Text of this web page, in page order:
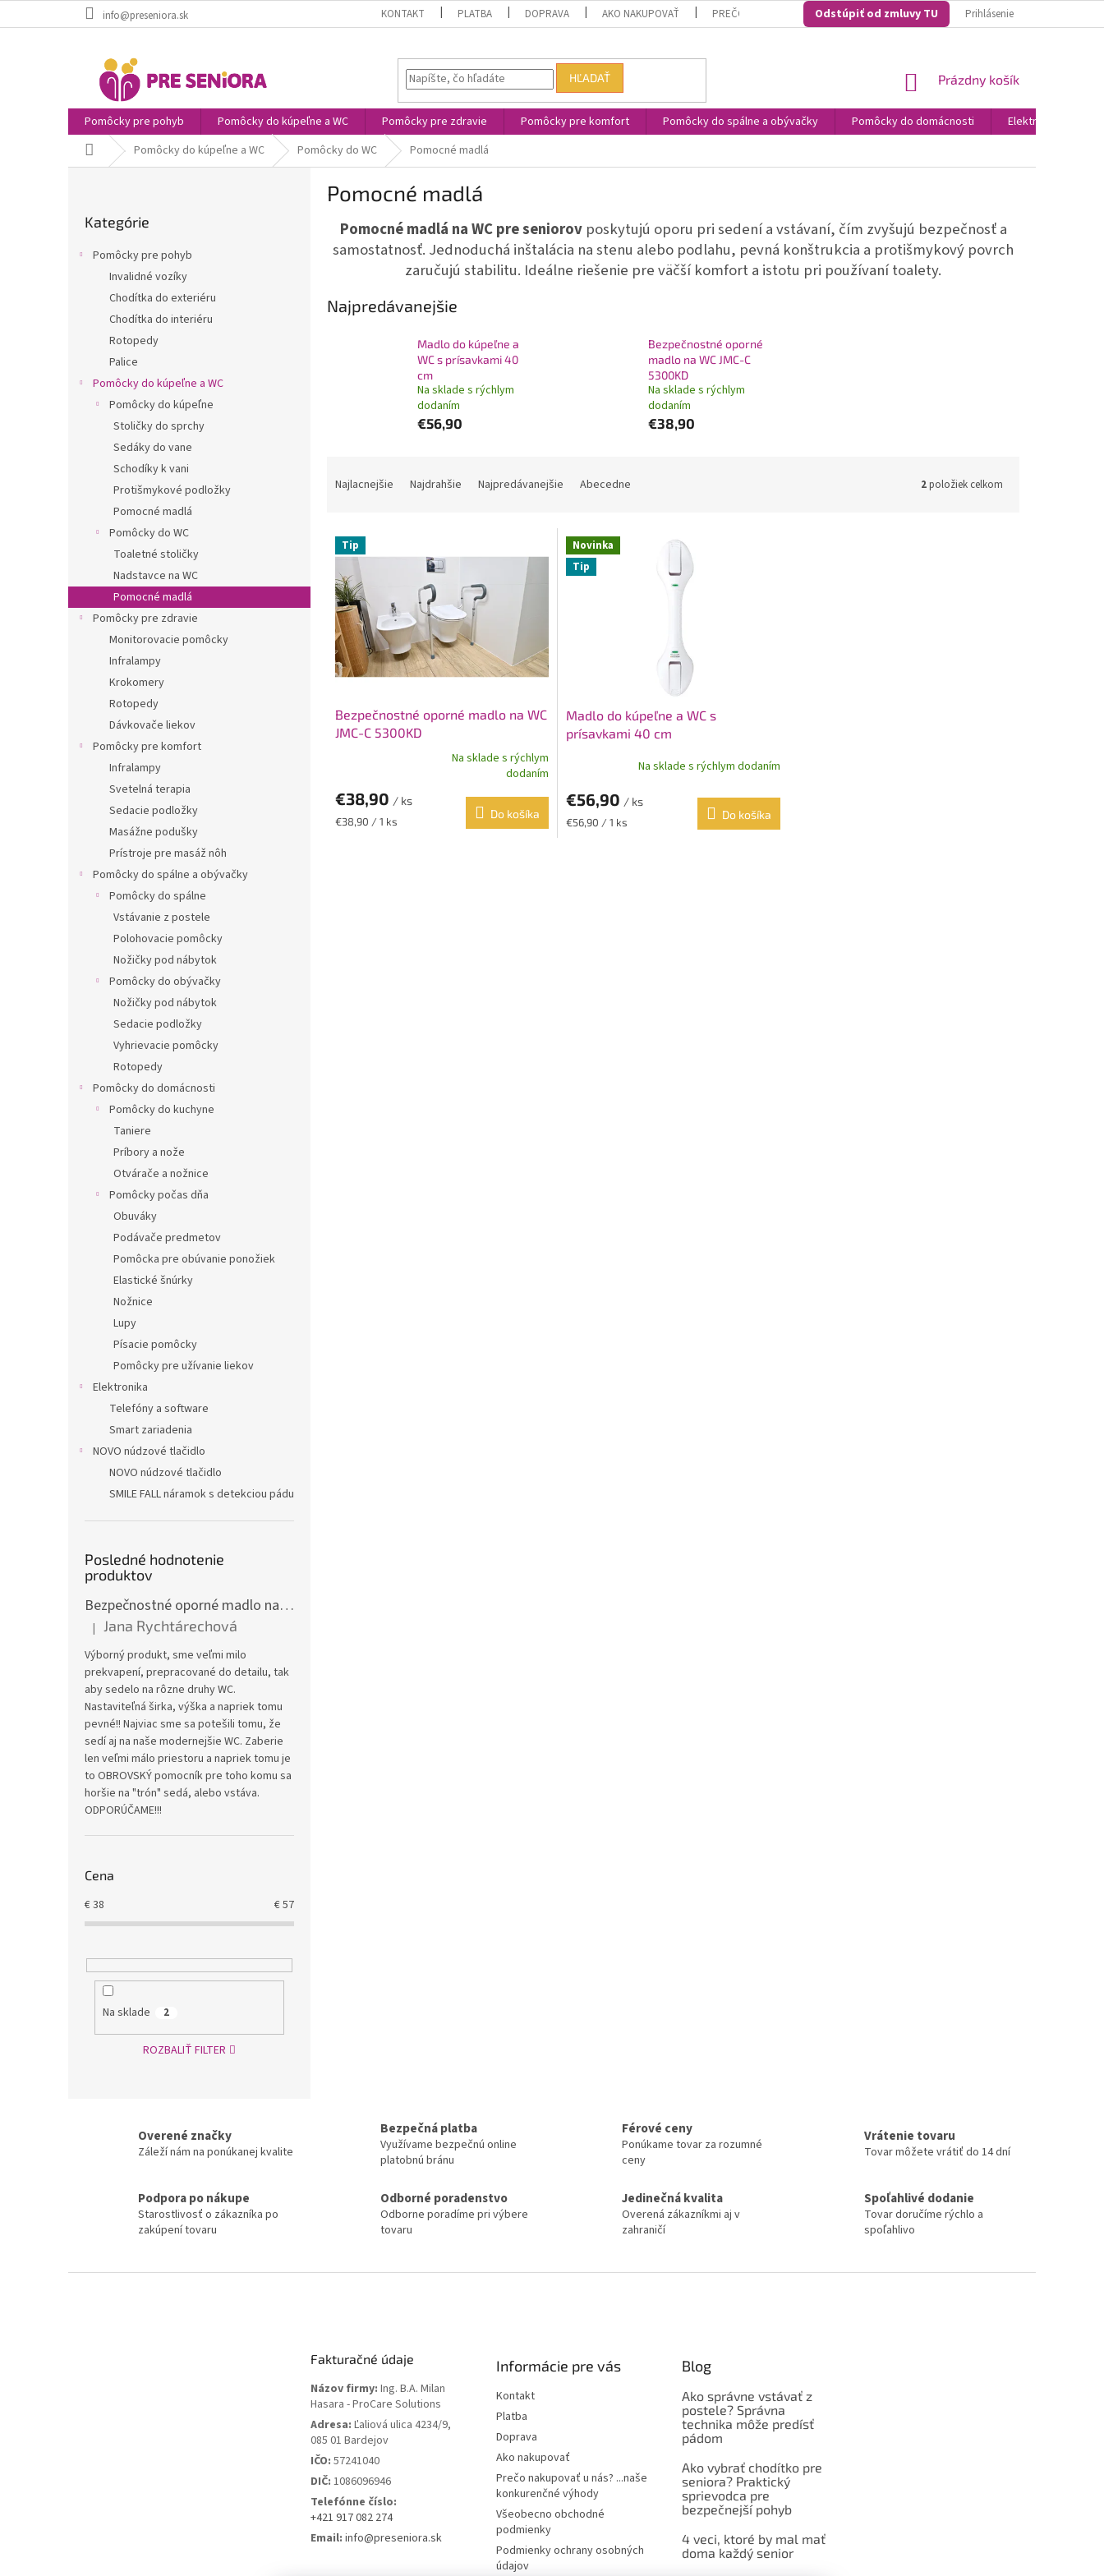
info@preseniora.sk KONTAKT PLATBA DOPRAVA AKO NAKUPOVAŤ PREČO NAKUPOVAŤ U NÁS? ...NAŠE KONKURENČNÉ VÝHODY
Odstúpiť od zmluvy TU Prihlásenie
HĽADAŤ
NÁKUPNÝ
Prázdny košík
Pomôcky pre pohyb Pomôcky do kúpeľne a WC Pomôcky pre zdravie Pomôcky pre komfort Pomôcky do spálne a obývačky Pomôcky do domácnosti Elektronika
DomovPomôcky do kúpeľne a WC Pomôcky do WC Pomocné madlá
kategórie
Kategórie
Pomôcky pre pohyb
Invalidné vozíky
Chodítka do exteriéru
Chodítka do interiéru
Rotopedy
Palice
Pomôcky do kúpeľne a WC
Pomôcky do kúpeľne
Stoličky do sprchy
Sedáky do vane
Schodíky k vani
Protišmykové podložky
Pomocné madlá
Pomôcky do WC
Toaletné stoličky
Nadstavce na WC
Pomocné madlá
Pomôcky pre zdravie
Monitorovacie pomôcky
Infralampy
Krokomery
Rotopedy
Dávkovače liekov
Pomôcky pre komfort
Infralampy
Svetelná terapia
Sedacie podložky
Masážne podušky
Prístroje pre masáž nôh
Pomôcky do spálne a obývačky
Pomôcky do spálne
Vstávanie z postele
Polohovacie pomôcky
Nožičky pod nábytok
Pomôcky do obývačky
Nožičky pod nábytok
Sedacie podložky
Vyhrievacie pomôcky
Rotopedy
Pomôcky do domácnosti
Pomôcky do kuchyne
Taniere
Príbory a nože
Otvárače a nožnice
Pomôcky počas dňa
Obuváky
Podávače predmetov
Pomôcka pre obúvanie ponožiek
Elastické šnúrky
Nožnice
Lupy
Písacie pomôcky
Pomôcky pre užívanie liekov
Elektronika
Telefóny a software
Smart zariadenia
NOVO núdzové tlačidlo
NOVO núdzové tlačidlo
SMILE FALL náramok s detekciou pádu
Posledné hodnotenie
produktov
Bezpečnostné oporné madlo na WC JMC-C 5300KD
Hodnotenie produktu je 5 z 5 hviezdičiek.
| Jana Rychtárechová
Výborný produkt, sme veľmi milo
prekvapení, prepracované do detailu, tak
aby sedelo na rôzne druhy WC.
Nastaviteľná širka, výška a napriek tomu
pevné!! Najviac sme sa potešili tomu, že
sedí aj na naše modernejšie WC. Zaberie
len veľmi málo priestoru a napriek tomu je
to OBROVSKÝ pomocník pre toho komu sa
horšie na "trón" sedá, alebo vstáva.
ODPORÚČAME!!!
Cena
€38 €57
Na sklade 2
ROZBALIŤ FILTER
Pomocné madlá
Pomocné madlá na WC pre seniorovposkytujú oporu pri sedení a vstávaní, čím zvyšujú bezpečnosť a
samostatnosť. Jednoduchá inštalácia na stenu alebo podlahu, pevná konštrukcia a protišmykový povrch
zaručujú stabilitu. Ideálne riešenie pre väčší komfort a istotu pri používaní toalety.
Najpredávanejšie
Madlo do kúpeľne a
WC s prísavkami 40
cm
Na sklade s rýchlym
dodaním
€56,90
Bezpečnostné oporné
madlo na WC JMC-C
5300KD
Na sklade s rýchlym
dodaním
€38,90
n
p
Najlacnejšie Najdrahšie Najpredávanejšie Abecedne 2položiek celkom
V
p
Tip
Bezpečnostné oporné madlo na WC
JMC-C 5300KD
produktu
je
5,0
Na sklade s rýchlym
dodaním
€38,90 / ks
Jednotková
€38,90 / 1 ks
Do košíka
Novinka
Tip
Madlo do kúpeľne a WC s
prísavkami 40 cm
Na sklade s rýchlym dodaním
€56,90 / ks
Jednotková
€56,90 / 1 ks
Do košíka
Overené značky
Záleží nám na ponúkanej kvalite
Bezpečná platba
Využívame bezpečnú online
platobnú bránu
Férové ceny
Ponúkame tovar za rozumné
ceny
Vrátenie tovaru
Tovar môžete vrátiť do 14 dní
Podpora po nákupe
Starostlivosť o zákazníka po
zakúpení tovaru
Odborné poradenstvo
Odborne poradíme pri výbere
tovaru
Jedinečná kvalita
Overená zákazníkmi aj v
zahraničí
Spoľahlivé dodanie
Tovar doručíme rýchlo a
spoľahlivo
Fakturačné údaje
Názov firmy: Ing. B.A. Milan
Hasara - ProCare Solutions
Adresa: Ľaliová ulica 4234/9,
085 01 Bardejov
IČO: 57241040
DIČ: 1086096946
Telefónne číslo:
+421 917 082 274
Email: info@preseniora.sk
Informácie pre vás
Kontakt
Platba
Doprava
Ako nakupovať
Prečo nakupovať u nás? ...naše
konkurenčné výhody
Všeobecno obchodné
podmienky
Podmienky ochrany osobných
údajov
Blog
Ako správne vstávať z
postele? Správna
technika môže predísť
pádom
Ako vybrať chodítko pre
seniora? Praktický
sprievodca pre
bezpečnejší pohyb
4 veci, ktoré by mal mať
doma každý senior